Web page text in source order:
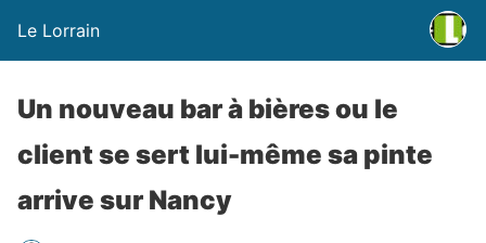
Le Lorrain
Un nouveau bar à bières ou le
client se sert lui-même sa pinte
arrive sur Nancy